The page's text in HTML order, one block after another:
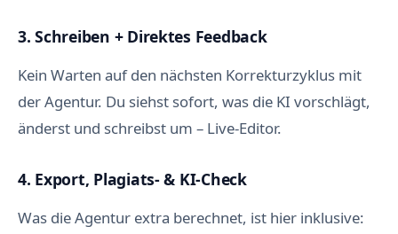
3. Schreiben + Direktes Feedback
Kein Warten auf den nächsten Korrekturzyklus mit
der Agentur. Du siehst sofort, was die KI vorschlägt,
änderst und schreibst um – Live-Editor.
4. Export, Plagiats- & KI-Check
Was die Agentur extra berechnet, ist hier inklusive: